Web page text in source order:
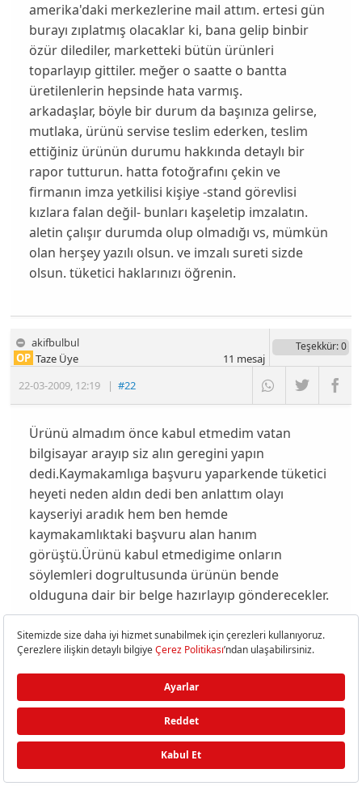
amerika'daki merkezlerine mail attım. ertesi gün
burayı zıplatmış olacaklar ki, bana gelip binbir
özür dilediler, marketteki bütün ürünleri
toparlayıp gittiler. meğer o saatte o bantta
üretilenlerin hepsinde hata varmış.
arkadaşlar, böyle bir durum da başınıza gelirse,
mutlaka, ürünü servise teslim ederken, teslim
ettiğiniz ürünün durumu hakkında detaylı bir
rapor tutturun. hatta fotoğrafını çekin ve
firmanın imza yetkilisi kişiye -stand görevlisi
kızlara falan değil- bunları kaşeletip imzalatın.
aletin çalışır durumda olup olmadığı vs, mümkün
olan herşey yazılı olsun. ve imzalı sureti sizde
olsun. tüketici haklarınızı öğrenin.
akifbulbul
22-03-2009, 12:19 |#22
OP Taze Üye
Teşekkür: 0
11 mesaj
Ürünü almadım önce kabul etmedim vatan
bilgisayar arayıp siz alın geregini yapın
dedi.Kaymakamlıga başvuru yaparkende tüketici
heyeti neden aldın dedi ben anlattım olayı
kayseriyi aradık hem ben hemde
kaymakamlıktaki başvuru alan hanım
görüştü.Ürünü kabul etmedigime onların
söylemleri dogrultusunda ürünün bende
olduguna dair bir belge hazırlayıp gönderecekler.
22-03-2009,12:41|#23
Yıllanmış Üye
inşallah mağduriyetiniz giderilir. eğer firmanın
yaklaşımı art niyetli ise, ki bence öyle (özellikle